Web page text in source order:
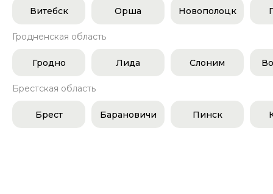
Витебск Орша Новополоцк
Гродненская область
Гродно Лида Слоним
Брестская область
Брест Барановичи Пинск